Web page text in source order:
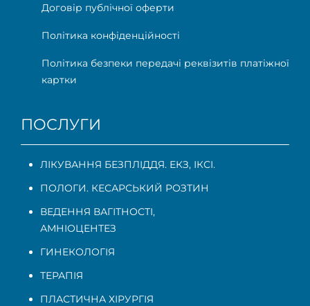
Договір публічної оферти
Політика конфіденційності
Політика безпеки передачі реквізитів платіжної
картки
ПОСЛУГИ
ЛІКУВАННЯ БЕЗПЛІДДЯ. ЕКЗ, ІКСІ.
ПОЛОГИ. КЕСАРСЬКИЙ РОЗТИН
ВЕДЕННЯ ВАГІТНОСТІ,
АМНІОЦЕНТЕЗ
ГИНЕКОЛОГІЯ
ТЕРАПІЯ
ПЛАСТИЧНА ХІРУРГІЯ